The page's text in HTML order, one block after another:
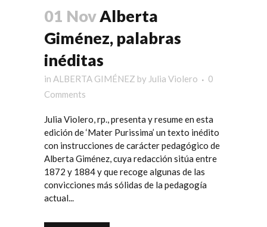
01 NovAlberta
Giménez, palabras
inéditas
in ALBERTA GIMÉNEZ by Julia Violero
0
Comments
Julia Violero, rp., presenta y resume en esta
edición de ‘Mater Purissima’ un texto inédito
con instrucciones de carácter pedagógico de
Alberta Giménez, cuya redacción sitúa entre
1872 y 1884 y que recoge algunas de las
convicciones más sólidas de la pedagogía
actual...